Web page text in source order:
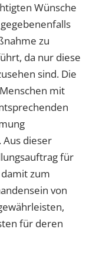
Wünsche
zu
da nur diese
sind. Die
mit
dieser
für
zum
von
für deren